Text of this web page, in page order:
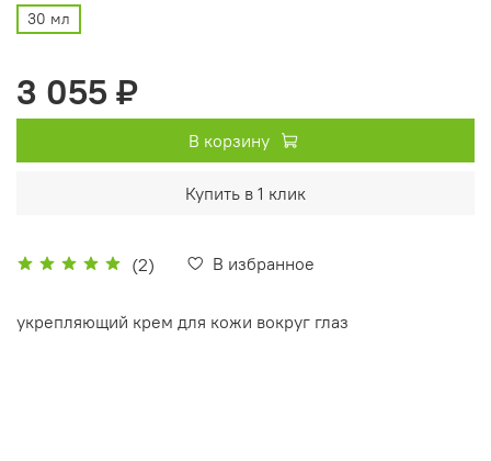
(2) В избранное
30 мл
3 055 ₽
В корзину
Купить в 1 клик
укрепляющий крем для кожи вокруг глаз